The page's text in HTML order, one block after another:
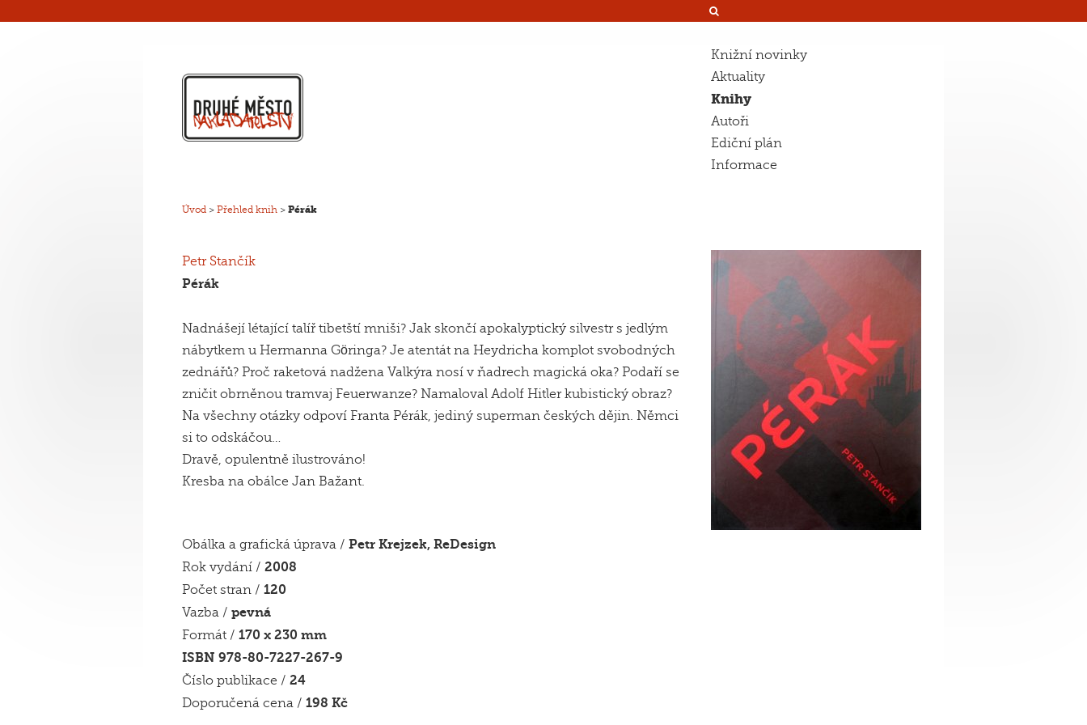
Knižní novinky
Aktuality
Knihy
Autoři
Ediční plán
Informace
Úvod > Přehled knih > Pérák
Petr Stančík
Pérák
Nadnášejí létající talíř tibetští mniši? Jak skončí apokalyptický silvestr s jedlým
nábytkem u Hermanna Göringa? Je atentát na Heydricha komplot svobodných
zednářů? Proč raketová nadžena Valkýra nosí v ňadrech magická oka? Podaří se
zničit obrněnou tramvaj Feuerwanze? Namaloval Adolf Hitler kubistický obraz?
Na všechny otázky odpoví Franta Pérák, jediný superman českých dějin. Němci
si to odskáčou…
Dravě, opulentně ilustrováno!
Kresba na obálce Jan Bažant.
Obálka a grafická úprava / Petr Krejzek, ReDesign
Rok vydání / 2008
Počet stran / 120
Vazba / pevná
Formát / 170 x 230 mm
ISBN 978-80-7227-267-9
Číslo publikace / 24
Doporučená cena / 198 Kč